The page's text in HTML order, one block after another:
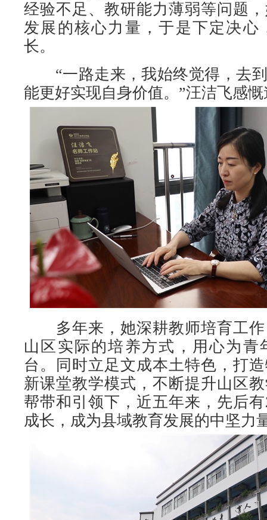
经验不足、教研能力薄弱等问题
发展的核心力量，于是下定决心
长。
“一路走来，我始终觉得，去到
能更好实现自身价值。”汪洁飞感
多年来，她深耕教师培育工作
山区实际的培养方式，用心为青
台。同时立足文成本土特色，打
新课堂教学模式，不断提升山区
帮带和引领下，近五年来，先后
成长，成为县域教育发展的中坚力